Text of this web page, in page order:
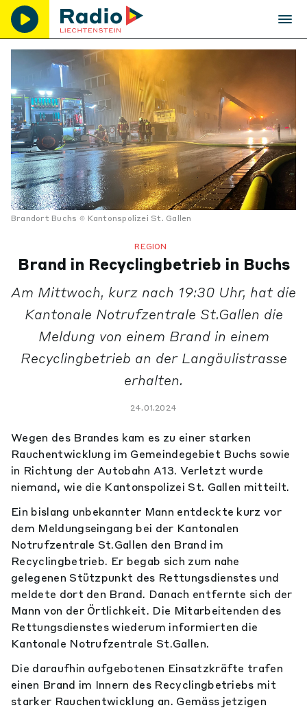
Brandort Buchs Kantonspolizei St. Gallen
REGION
Brand in Recyclingbetrieb in Buchs
Am Mittwoch, kurz nach 19:30 Uhr, hat die
Kantonale Notrufzentrale St.Gallen die
Meldung von einem Brand in einem
Recyclingbetrieb an der Langäulistrasse
erhalten.
24.01.2024
Wegen des Brandes kam es zu einer starken
Rauchentwicklung im Gemeindegebiet Buchs sowie
in Richtung der Autobahn A13. Verletzt wurde
niemand, wie die Kantonspolizei St. Gallen mitteilt.
Ein bislang unbekannter Mann entdeckte kurz vor
dem Meldungseingang bei der Kantonalen
Notrufzentrale St.Gallen den Brand im
Recyclingbetrieb. Er begab sich zum nahe
gelegenen Stützpunkt des Rettungsdienstes und
meldete dort den Brand. Danach entfernte sich der
Mann von der Örtlichkeit. Die Mitarbeitenden des
Rettungsdienstes wiederum informierten die
Kantonale Notrufzentrale St.Gallen.
Die daraufhin aufgebotenen Einsatzkräfte trafen
einen Brand im Innern des Recyclingbetriebs mit
starker Rauchentwicklung an. Gemäss jetzigen